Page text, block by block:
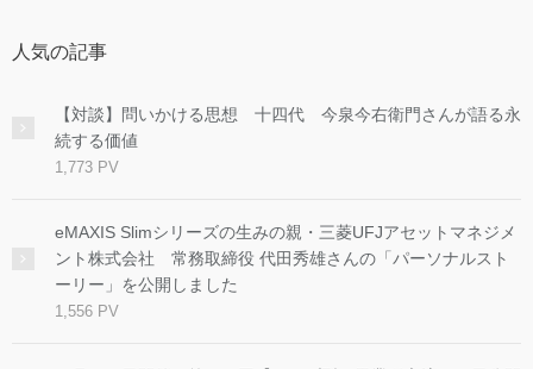
人気の記事
【対談】問いかける思想 十四代 今泉今右衛門さんが語る永
続する価値
1,773 PV
eMAXIS Slimシリーズの生みの親・三菱UFJアセットマネジメ
ント株式会社 常務取締役 代田秀雄さんの「パーソナルスト
ーリー」を公開しました
1,556 PV